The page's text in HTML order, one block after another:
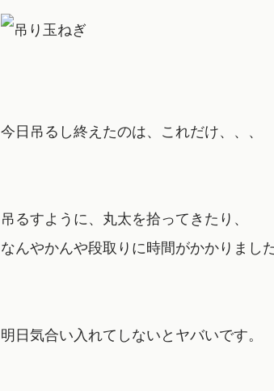
今日吊るし終えたのは、これだけ、、、
吊るすように、丸太を拾ってきたり、
なんやかんや段取りに時間がかかりまし
明日気合い入れてしないとヤバいです。